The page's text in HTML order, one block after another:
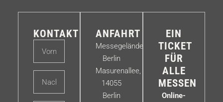
KONTAKT ANFAHRT
Messegelände
Berlin
Masurenallee,
14055
Berlin
EIN
TICKET
FÜR
ALLE
MESSEN
Online-